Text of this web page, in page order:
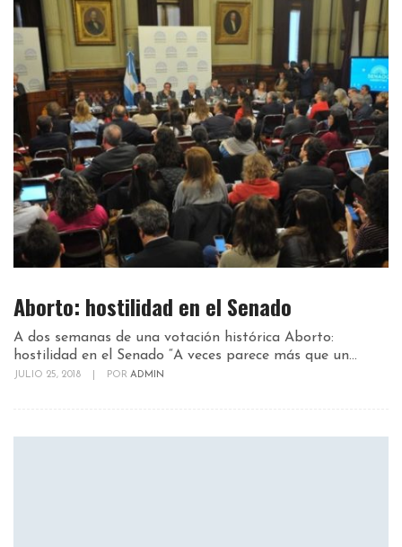
Aborto: hostilidad en el Senado
A dos semanas de una votación histórica Aborto:
hostilidad en el Senado “A veces parece más que un...
JULIO 25, 2018 POR ADMIN